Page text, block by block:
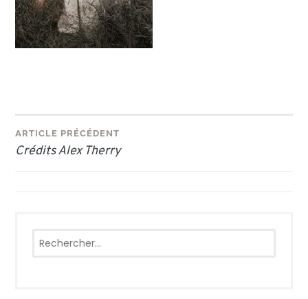
Navigation
ARTICLE PRÉCÉDENT
Crédits Alex Therry